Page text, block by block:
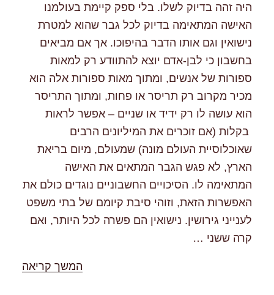
היה זהה בדיוק לשלו. בלי ספק קיימת בעולמנו
האישה המתאימה בדיוק לכל גבר שהוא למטרת
נישואין וגם אותו הדבר בהיפוכו. אך אם מביאים
בחשבון כי לבן-אדם יוצא להתוודע רק למאות
ספורות של אנשים, ומתוך מאות ספורות אלה הוא
מכיר מקרוב רק תריסר או פחות, ומתוך התריסר
הוא עושה לו רק ידיד או שניים – אפשר לראות
בקלות (אם זוכרים את המיליונים הרבים
שאוכלוסיית העולם מונה) שמעולם, מיום בריאת
הארץ, לא פגש הגבר המתאים את האישה
המתאימה לו. הסיכויים החשבוניים נוגדים כולם את
האפשרות הזאת, וזוהי סיבת קיומם של בתי משפט
לענייני גירושין. נישואין הם פשרה לכל היותר, ואם
קרה ששני …
המשך קריאה